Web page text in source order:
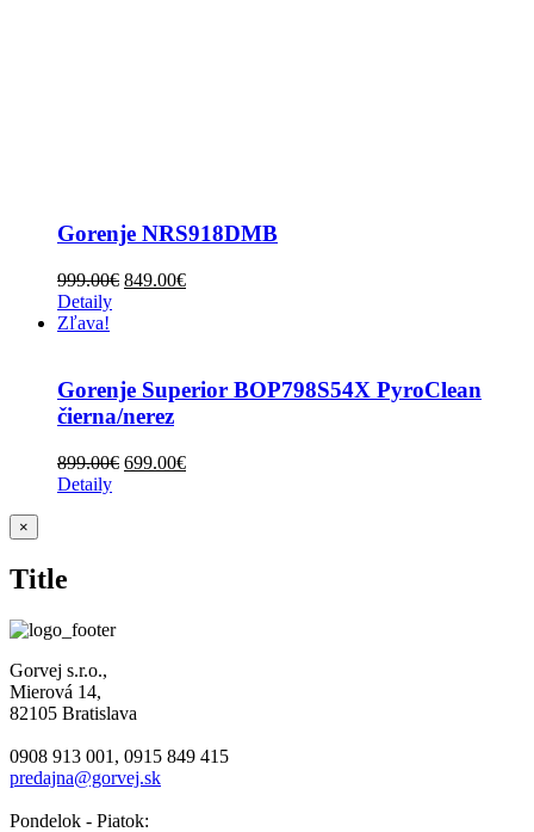
Gorenje NRS918DMB
999.00€ 849.00€
Detaily
Zľava!
Gorenje Superior BOP798S54X PyroClean
čierna/nerez
899.00€ 699.00€
Detaily
Zatvoriť
rýchle
produktu
×
Title
Gorvej s.r.o.,
Mierová 14,
82105 Bratislava
0908 913 001, 0915 849 415
predajna@gorvej.sk
Pondelok - Piatok: